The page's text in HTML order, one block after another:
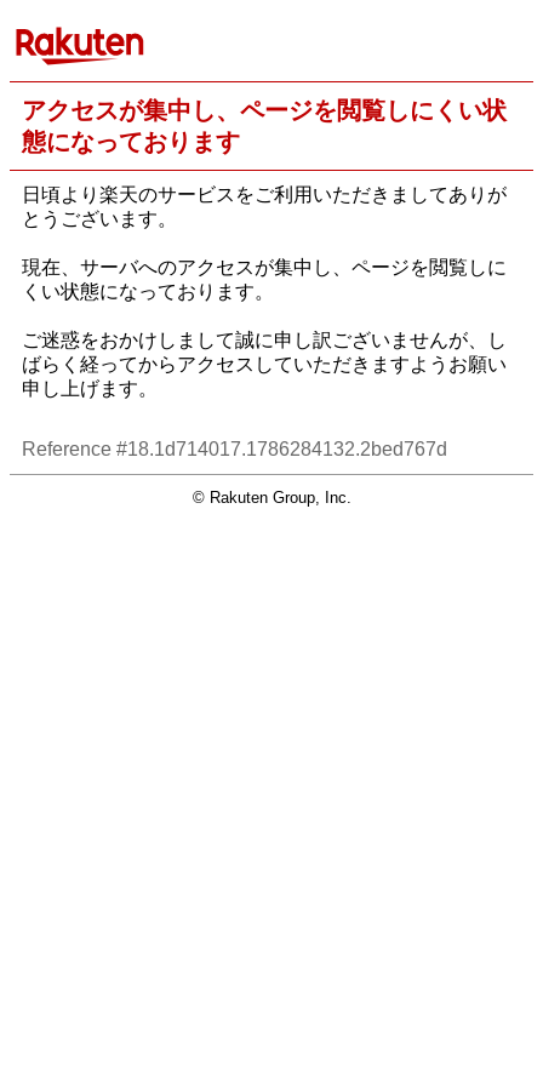
アクセスが集中し、ページを閲覧しにくい状
態になっております
日頃より楽天のサービスをご利用いただきましてありが
とうございます。
現在、サーバへのアクセスが集中し、ページを閲覧しに
くい状態になっております。
ご迷惑をおかけしまして誠に申し訳ございませんが、し
ばらく経ってからアクセスしていただきますようお願い
申し上げます。
Reference #18.1d714017.1786284132.2bed767d
© Rakuten Group, Inc.